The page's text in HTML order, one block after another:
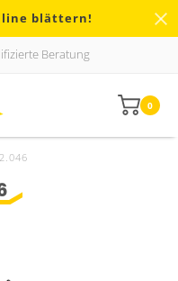
blättern!
Beratung
0